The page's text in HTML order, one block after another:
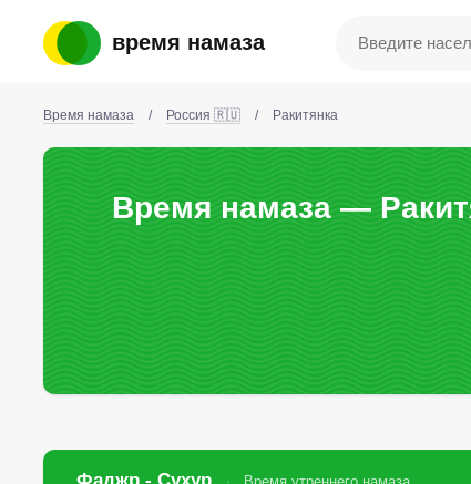
время намаза
Время намаза / Россия 🇷🇺 / Ракитянка
Время намаза —